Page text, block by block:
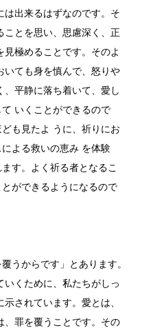
は出来るはずなのです。そ
とを思い、思慮深く、正
見極めることです。そのよ
いても身を慎んで、怒りや
平静に落ち着いて、愛し
いくことができるので
も見たよ うに、祈りにお
よる救いの恵み を体験
す。よく祈る者となるこ
ができるようになるので
うからです」とあります。
くために、私たちがしっ
されています。愛とは、
、罪を覆うことです。その